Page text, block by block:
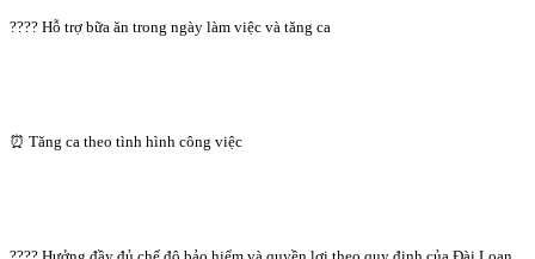
???? Hỗ trợ bữa ăn trong ngày làm việc và tăng ca
⏰ Tăng ca theo tình hình công việc